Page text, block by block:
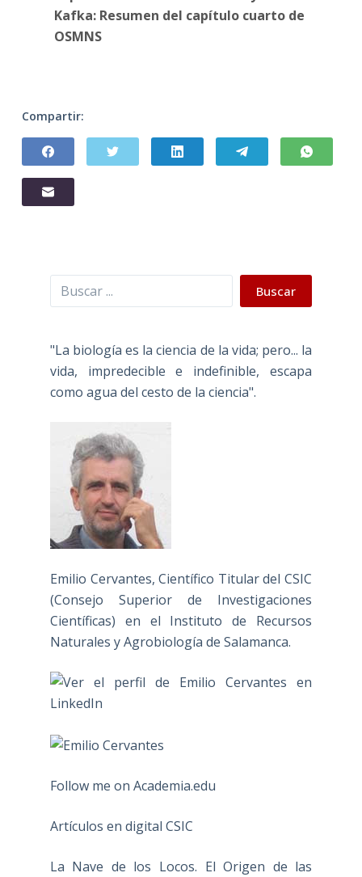
Kafka: Resumen del capítulo cuarto de
OSMNS
Compartir:
Buscar Buscar
"La biología es la ciencia de la vida; pero... la
vida, impredecible e indefinible, escapa
como agua del cesto de la ciencia".
Emilio Cervantes, Científico Titular del CSIC
(Consejo Superior de Investigaciones
Científicas) en el Instituto de Recursos
Naturales y Agrobiología de Salamanca.
Follow me on Academia.edu
Artículos en digital CSIC
La Nave de los Locos. El Origen de las